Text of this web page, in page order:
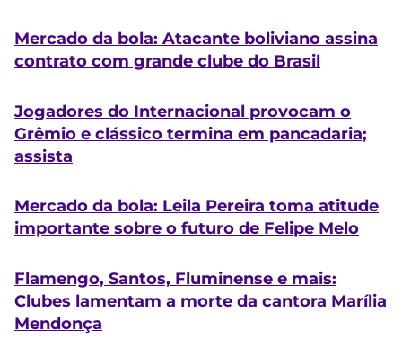
Mercado da bola: Atacante boliviano assina
contrato com grande clube do Brasil
Jogadores do Internacional provocam o
Grêmio e clássico termina em pancadaria;
assista
Mercado da bola: Leila Pereira toma atitude
importante sobre o futuro de Felipe Melo
Flamengo, Santos, Fluminense e mais:
Clubes lamentam a morte da cantora Marília
Mendonça